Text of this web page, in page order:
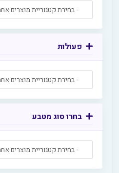
פעולות
בחרו סוג מטבע